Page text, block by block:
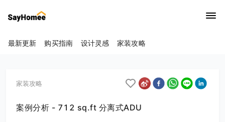
最新更新 购买指南 设计灵感 家装攻略
家装攻略
案例分析 - 712 sq.ft 分离式ADU